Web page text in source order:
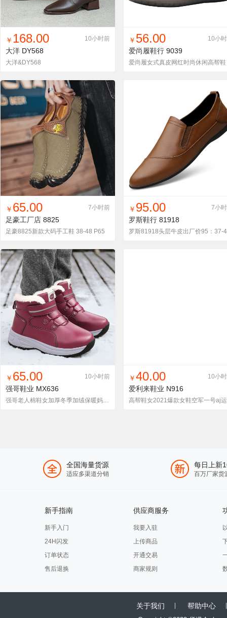
找同款 加入铺货单 收藏
￥ 168.00 10小时前
大洋 DY568
大洋&DY568
找同款 加入铺货单 收藏
￥ 56.00 10小
爱尚履鞋行 9039
爱尚履女式真皮网红时尚休闲高帮鞋
找同款 加入铺货单 收藏
￥ 65.00 7小时前
足豪工厂店 8825
足豪8825新款大码手工鞋 38-48 P65
找同款 加入铺货单 收藏
￥ 95.00 7小
罗斯鞋行 81918
找同款 加入铺货单 收藏
￥ 65.00 10小时前
强哥鞋业 MX636
强哥老人棉鞋女加厚冬季加绒保暖妈妈鞋防滑健步中老年高帮鞋雪地
找同款 加入铺货单 收藏
￥40.00 10小
爱利来鞋业 N916
全国海量货源
适应多渠道分销
每日上新
百万厂家货
新手指南
新手入门
24H闪发
订单状态
售后退换
供应商服务
我要入驻
上传商品
开通交易
商家规则
关于我们 帮助中心